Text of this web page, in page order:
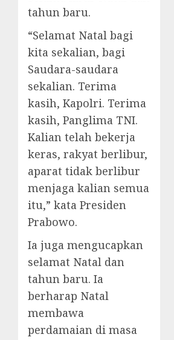
tahun baru.
“Selamat Natal bagi
kita sekalian, bagi
Saudara-saudara
sekalian. Terima
kasih, Kapolri. Terima
kasih, Panglima TNI.
Kalian telah bekerja
keras, rakyat berlibur,
aparat tidak berlibur
menjaga kalian semua
itu,” kata Presiden
Prabowo.
Ia juga mengucapkan
selamat Natal dan
tahun baru. Ia
berharap Natal
membawa
perdamaian di masa